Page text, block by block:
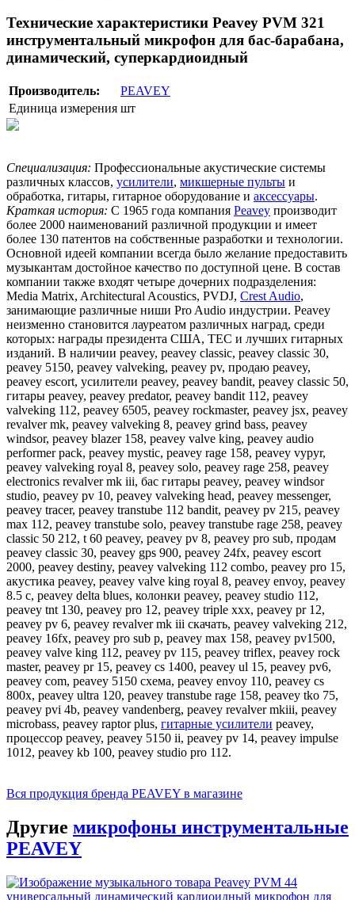
Технические характеристики Peavey PVM 321
инструментальный микрофон для бас-барабана,
динамический, суперкардиоидный
Производитель:
PEAVEY
Единица измерения шт
Специализация: Профессиональные акустические системы
различных классов, усилители, микшерные пульты и
обработка, гитары, гитарное оборудование и аксессуары.
Краткая история: С 1965 года компания Peavey производит
более 2000 наименований различной продукции и имеет
более 130 патентов на собственные разработки и технологии.
Основной идеей компании всегда было желание предоставить
музыкантам достойное качество по доступной цене. В состав
компании также входят четыре дочерних подразделения:
Media Matrix, Architectural Acoustics, PVDJ, Crest Audio,
занимающие различные ниши Pro Audio индустрии. Peavey
неизменно становится лауреатом различных наград, среди
которых: награды президента США, TEC и лучших гитарных
изданий. В наличии peavey, peavey classic, peavey classic 30,
peavey 5150, peavey valveking, peavey pv, продаю peavey,
peavey escort, усилители peavey, peavey bandit, peavey classic 50,
гитары peavey, peavey predator, peavey bandit 112, peavey
valveking 112, peavey 6505, peavey rockmaster, peavey jsx, peavey
revalver mk, peavey valveking 8, peavey grind bass, peavey
windsor, peavey blazer 158, peavey valve king, peavey audio
performer pack, peavey mystic, peavey rage 158, peavey vypyr,
peavey valveking royal 8, peavey solo, peavey rage 258, peavey
electronics revalver mk iii, бас гитары peavey, peavey windsor
studio, peavey pv 10, peavey valveking head, peavey messenger,
peavey tracer, peavey transtube 112 bandit, peavey pv 215, peavey
max 112, peavey transtube solo, peavey transtube rage 258, peavey
classic 50 212, t 60 peavey, peavey pv 8, peavey pro sub, продам
peavey classic 30, peavey gps 900, peavey 24fx, peavey escort
2000, peavey destiny, peavey valveking 112 combo, peavey pro 15,
акустика peavey, peavey valve king royal 8, peavey envoy, peavey
8.5 c, peavey delta blues, колонки peavey, peavey studio 112,
peavey tnt 130, peavey pro 12, peavey triple xxx, peavey pr 12,
peavey pv 6, peavey revalver mk iii скачать, peavey valveking 212,
peavey 16fx, peavey pro sub p, peavey max 158, peavey pv1500,
peavey valve king 112, peavey pv 115, peavey triflex, peavey rock
master, peavey pr 15, peavey cs 1400, peavey ul 15, peavey pv6,
peavey com, peavey 5150 схема, peavey envoy 110, peavey cs
800x, peavey ultra 120, peavey transtube rage 158, peavey tko 75,
peavey pvi 4b, peavey vandenberg, peavey revalver mkiii, peavey
microbass, peavey raptor plus, гитарные усилители peavey,
процессор peavey, peavey 5150 ii, peavey pv 14, peavey impulse
1012, peavey kb 100, peavey studio pro 112.
Вся продукция бренда PEAVEY в магазине
Другие микрофоны инструментальные
PEAVEY